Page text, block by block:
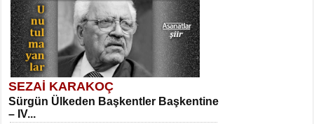
SITKI CANEY
Oruçla Devrim ve Özgürlüğe…...
Eski Bir Şiir...
SEZAİ KARAKOÇ
Sürgün Ülkeden Başkentler Başkentine
– IV...